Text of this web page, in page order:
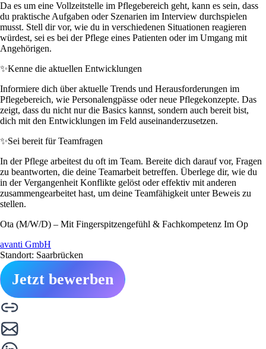
Da es um eine Vollzeitstelle im Pflegebereich geht, kann es sein, dass
du praktische Aufgaben oder Szenarien im Interview durchspielen
musst. Stell dir vor, wie du in verschiedenen Situationen reagieren
würdest, sei es bei der Pflege eines Patienten oder im Umgang mit
Angehörigen.
✨Kenne die aktuellen Entwicklungen
Informiere dich über aktuelle Trends und Herausforderungen im
Pflegebereich, wie Personalengpässe oder neue Pflegekonzepte. Das
zeigt, dass du nicht nur die Basics kannst, sondern auch bereit bist,
dich mit den Entwicklungen im Feld auseinanderzusetzen.
✨Sei bereit für Teamfragen
In der Pflege arbeitest du oft im Team. Bereite dich darauf vor, Fragen
zu beantworten, die deine Teamarbeit betreffen. Überlege dir, wie du
in der Vergangenheit Konflikte gelöst oder effektiv mit anderen
zusammengearbeitet hast, um deine Teamfähigkeit unter Beweis zu
stellen.
Ota (M/W/D) – Mit Fingerspitzengefühl & Fachkompetenz Im Op
avanti GmbH
Standort: Saarbrücken
Jetzt bewerben